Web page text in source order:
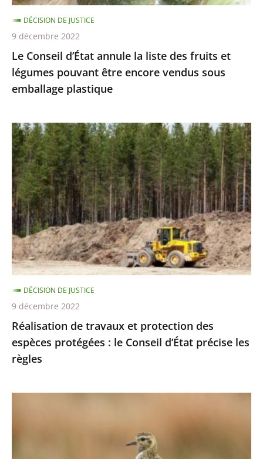
légumes
pouvant
être
encore
vendus
sous
plastique
Le Conseil d’État annule la liste des fruits et
légumes pouvant être encore vendus sous
emballage plastique
DÉCISION DE JUSTICE
9 décembre 2022
Réalisation
de
travaux
et
protection
des
espèces
protégées
:
le
Conseil
d’État
précise
les
règles
Réalisation de travaux et protection des
espèces protégées : le Conseil d’État précise les
règles
DÉCISION DE JUSTICE
9 décembre 2022